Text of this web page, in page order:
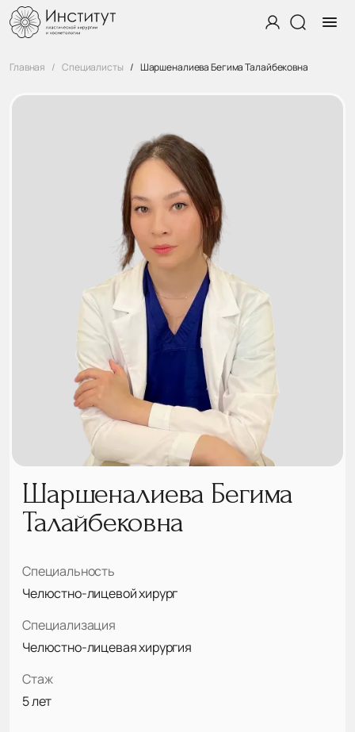
Главная Специалисты Шаршеналиева Бегима Талайбековна
Шаршеналиева Бегима
Талайбековна
Специальность
Челюстно-лицевой хирург
Специализация
Челюстно-лицевая хирургия
Стаж
5 лет